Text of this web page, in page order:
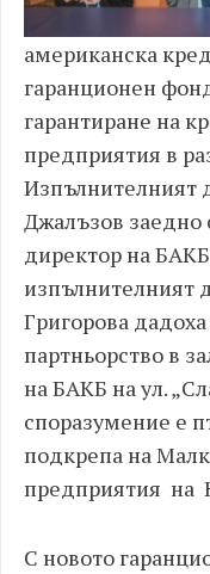
американска
гаранционен
гарантиране на
предприятия в
Изпълнителният
Джалъзов заедно
директор на
изпълнителният
Григорова
партньорство в
на БАКБ на ул.
споразумение е
подкрепа на
предприятия на
С новото